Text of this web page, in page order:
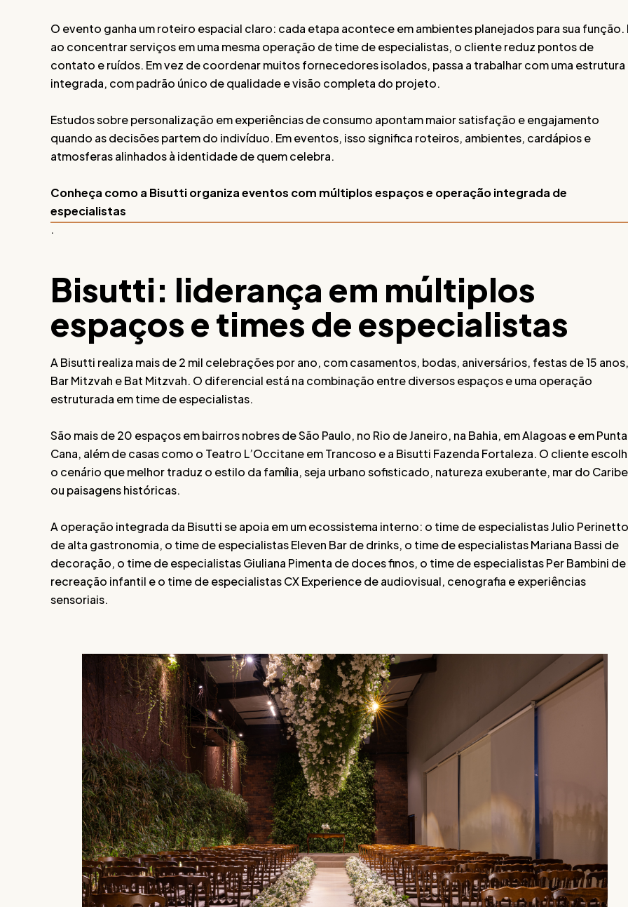
O evento ganha um roteiro espacial claro: cada etapa acontece em ambientes planejados para sua função.
ao concentrar serviços em uma mesma operação de time de especialistas, o cliente reduz pontos de
contato e ruídos. Em vez de coordenar muitos fornecedores isolados, passa a trabalhar com uma estrutura
integrada, com padrão único de qualidade e visão completa do projeto.
Estudos sobre personalização em experiências de consumo apontam maior satisfação e engajamento
quando as decisões partem do indivíduo. Em eventos, isso significa roteiros, ambientes, cardápios e
atmosferas alinhados à identidade de quem celebra.
Conheça como a Bisutti organiza eventos com múltiplos espaços e operação integrada de
especialistas
.
Bisutti: liderança em múltiplos
espaços e times de especialistas
A Bisutti realiza mais de 2 mil celebrações por ano, com casamentos, bodas, aniversários, festas de 15 anos,
Bar Mitzvah e Bat Mitzvah. O diferencial está na combinação entre diversos espaços e uma operação
estruturada em time de especialistas.
São mais de 20 espaços em bairros nobres de São Paulo, no Rio de Janeiro, na Bahia, em Alagoas e em Punta
Cana, além de casas como o Teatro L’Occitane em Trancoso e a Bisutti Fazenda Fortaleza. O cliente
o cenário que melhor traduz o estilo da família, seja urbano sofisticado, natureza exuberante, mar do Caribe
ou paisagens históricas.
A operação integrada da Bisutti se apoia em um ecossistema interno: o time de especialistas Julio Perinetto
de alta gastronomia, o time de especialistas Eleven Bar de drinks, o time de especialistas Mariana Bassi de
decoração, o time de especialistas Giuliana Pimenta de doces finos, o time de especialistas Per Bambini de
recreação infantil e o time de especialistas CX Experience de audiovisual, cenografia e experiências
sensoriais.